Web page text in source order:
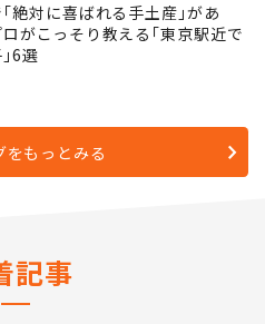
絶対に喜ばれる手土産｣があ
がこっそり教える｢東京駅近で
6選
をもっとみる
記事